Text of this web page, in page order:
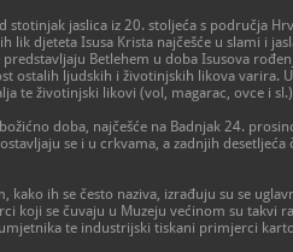
stotinjak jaslica iz 20. stoljeća s područja
lik djeteta Isusa Krista najčešće u slami i
predstavljaju Betlehem u doba Isusova
ostalih ljudskih i životinjskih likova varira.
te životinjski likovi (vol, magarac, ovce i
doba, najčešće na Badnjak 24.
se i u crkvama, a zadnjih
kako ih se često naziva, izrađuju su se
koji se čuvaju u Muzeju većinom su takvi
te industrijski tiskani primjerci